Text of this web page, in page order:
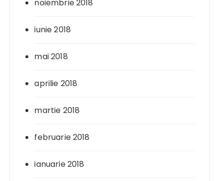
noiembrie 2018
iunie 2018
mai 2018
aprilie 2018
martie 2018
februarie 2018
ianuarie 2018